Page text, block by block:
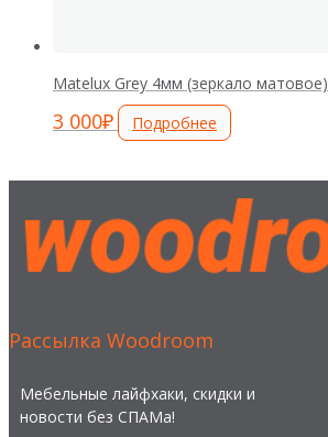
Matelux Grey 4мм (зеркало матовое)
3 000₽ Подробнее
Рассылка Woodroom
Мебельные лайфхаки, скидки и
новости без СПАМа!